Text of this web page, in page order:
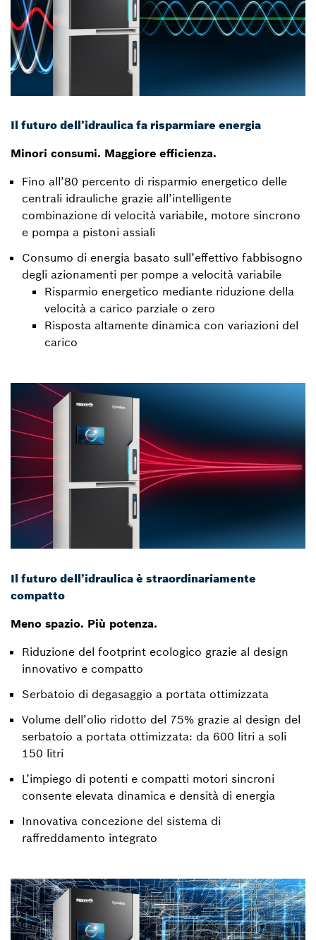
Il futuro dell’idraulica fa risparmiare energia
Minori consumi. Maggiore efficienza.
Fino all’80 percento di risparmio energetico delle
centrali idrauliche grazie all’intelligente
combinazione di velocità variabile, motore sincrono
e pompa a pistoni assiali
Consumo di energia basato sull’effettivo fabbisogno
degli azionamenti per pompe a velocità variabile
Risparmio energetico mediante riduzione della
velocità a carico parziale o zero
Risposta altamente dinamica con variazioni del
carico
Il futuro dell’idraulica è straordinariamente
compatto
Meno spazio. Più potenza.
Riduzione del footprint ecologico grazie al design
innovativo e compatto
Serbatoio di degasaggio a portata ottimizzata
Volume dell’olio ridotto del 75% grazie al design del
serbatoio a portata ottimizzata: da 600 litri a soli
150 litri
L’impiego di potenti e compatti motori sincroni
consente elevata dinamica e densità di energia
Innovativa concezione del sistema di
raffreddamento integrato